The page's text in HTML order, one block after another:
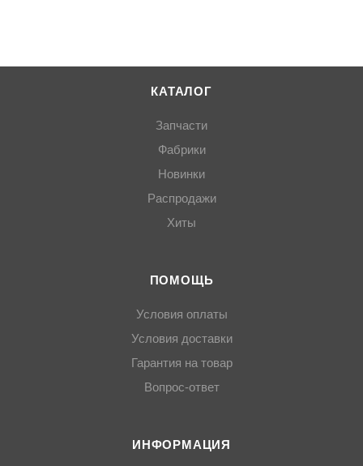
КАТАЛОГ
Запчасти
Фабрики
Новинки
Распродажи
Хиты
ПОМОЩЬ
Условия оплаты
Условия доставки
Гарантия на товар
Вопрос-ответ
ИНФОРМАЦИЯ